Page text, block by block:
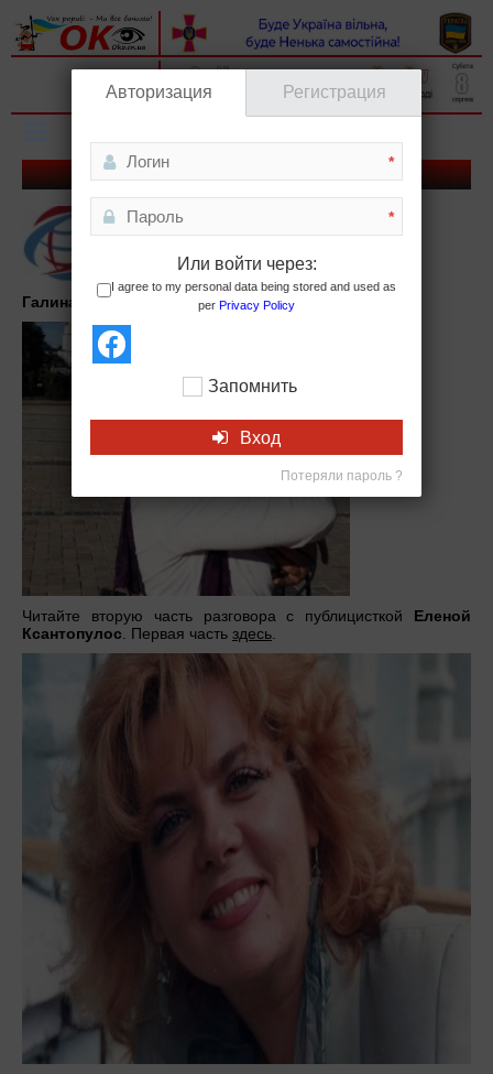
Вхід на сайт
Реєстрація
Интервью с Еленой Ксантопулос (Часть 2)
Галина Плачинда , 21.01.18,«Мир»
Читайте вторую часть разговора с публицисткой Еленой
Ксантопулос. Первая часть здесь.
Авторизация Регистрация
*
*
Или войти через:
I agree to my personal data being stored and used as
per Privacy Policy
Запомнить
Вход
Потеряли пароль ?